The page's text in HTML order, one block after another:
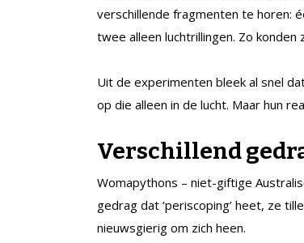
verschillende fragmenten te horen:
twee alleen luchtrillingen. Zo
Uit de experimenten bleek al snel
op die alleen in de lucht. Maar hun
Verschillend
Womapythons – niet-giftige
gedrag dat ‘periscoping’ heet, ze
nieuwsgierig om zich heen.